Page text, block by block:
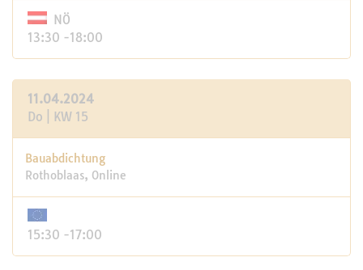
NÖ
13:30 -18:00
11.04.2024
Do | KW 15
Bauabdichtung
Rothoblaas, Online
15:30 -17:00